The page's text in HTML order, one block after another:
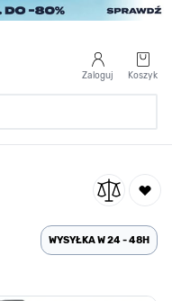
Zaloguj Koszyk
WYSYŁKA W 24 - 48H